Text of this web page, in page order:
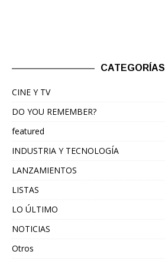
CATEGORÍAS
CINE Y TV
DO YOU REMEMBER?
featured
INDUSTRIA Y TECNOLOGÍA
LANZAMIENTOS
LISTAS
LO ÚLTIMO
NOTICIAS
Otros